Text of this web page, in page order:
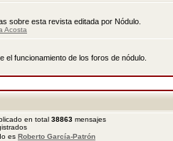
sobre esta revista editada por Nódulo.
Acosta
el funcionamiento de los foros de nódulo.
en total 38863 mensajes
es Roberto García-Patrón